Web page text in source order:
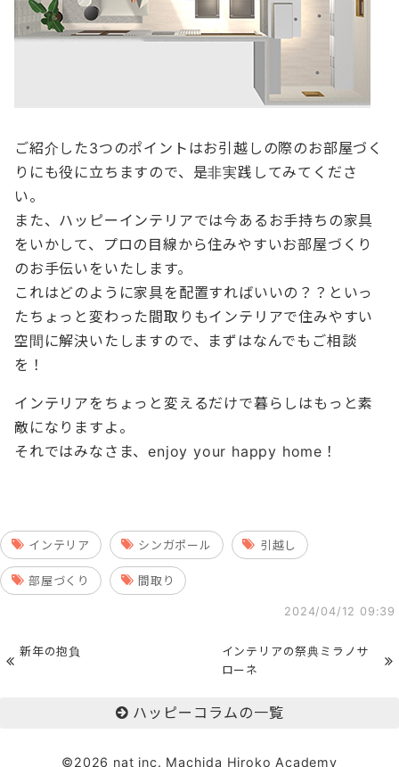
ご紹介した3つのポイントはお引越しの際のお部屋づく
りにも役に立ちますので、是非実践してみてくださ
い。
また、ハッピーインテリアでは今あるお手持ちの家具
をいかして、プロの目線から住みやすいお部屋づくり
のお手伝いをいたします。
これはどのように家具を配置すればいいの？？といっ
たちょっと変わった間取りもインテリアで住みやすい
空間に解決いたしますので、まずはなんでもご相談
を！
インテリアをちょっと変えるだけで暮らしはもっと素
敵になりますよ。
それではみなさま、enjoy your happy home！
インテリア シンガポール 引越し
部屋づくり 間取り
2024/04/12 09:39
新年の抱負
インテリアの祭典ミラノサ
ローネ
ハッピーコラムの一覧
©2026 nat inc. Machida Hiroko Academy